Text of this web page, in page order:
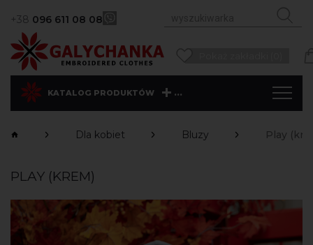
+38 096 611 08 08
KATALOG PRODUKTÓW ...
Dla kobiet Bluzy Play
PLAY (KREM)